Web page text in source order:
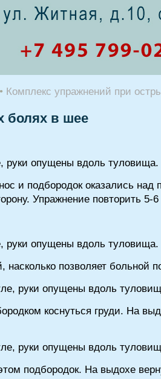
• Комплекс упражнений при
болях в шее
руки опущены вдоль туловища.
и подбородок оказались
Упражнение повторить 5-6
руки опущены вдоль туловища.
позволяет больной
руки опущены вдоль
коснуться груди. На
руки опущены вдоль
подбородок. На выдохе